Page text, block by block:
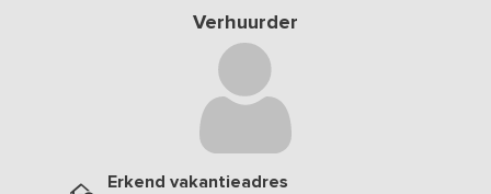
Verhuurder
Erkend vakantieadres